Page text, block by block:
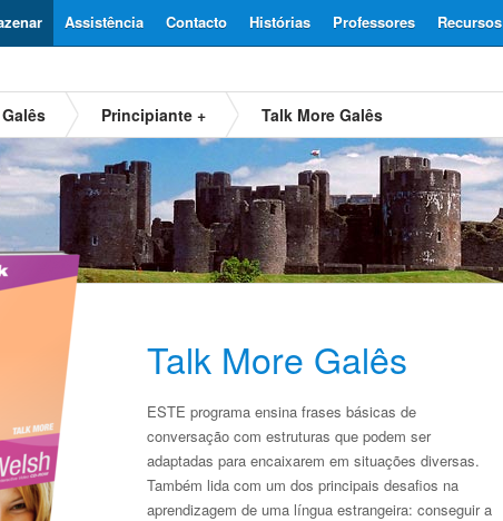
Recursos
Professores
Histórias
Contacto
Assistência
Principiante + Talk More Galês
Talk More Galês
ESTE programa ensina frases básicas de
conversação com estruturas que podem ser
adaptadas para encaixarem em situações diversas.
Também lida com um dos principais desafios na
aprendizagem de uma língua estrangeira: conseguir a